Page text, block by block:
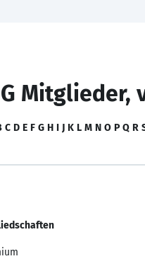
Mitglieder,
C D E F G H I J K L M N O P Q R